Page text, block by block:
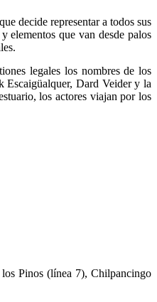
decide representar a todos sus
elementos que van desde palos
legales los nombres de los
Escaigüalquer, Dard Veider y la
los actores viajan por los
Pinos (línea 7), Chilpancingo